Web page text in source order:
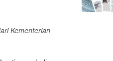
Kementerian